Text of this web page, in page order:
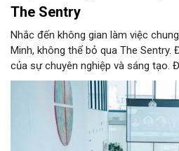
The Sentry
Nhắc đến không gian làm việc
Minh, không thể bỏ qua The Sentry.
của sự chuyên nghiệp và sáng tạo.
ưu tiên của đông đảo doanh nghiệp
kiếm một văn phòng làm việc
sôi động bậc nhất cả nước này.